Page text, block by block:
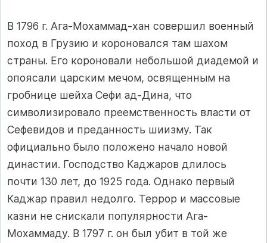
В 1796 г. Ага-Мохаммад-хан совершил военный
поход в Грузию и короновался там шахом
страны. Его короновали небольшой диадемой и
опоясали царским мечом, освященным на
гробнице шейха Сефи ад-Дина, что
символизировало преемственность власти от
Сефевидов и преданность шиизму. Так
официально было положено начало новой
династии. Господство Каджаров длилось
почти 130 лет, до 1925 года. Однако первый
Каджар правил недолго. Террор и массовые
казни не снискали популярности Ага-
Мохаммаду. В 1797 г. он был убит в той же